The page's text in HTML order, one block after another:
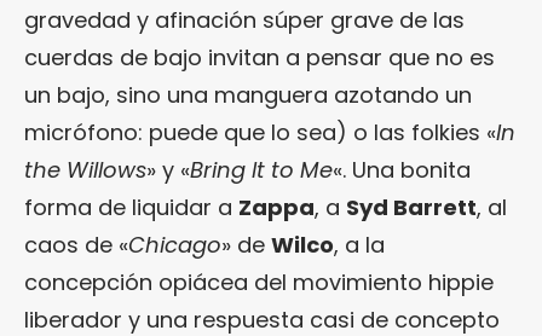
gravedad y afinación súper grave de las
cuerdas de bajo invitan a pensar que no es
un bajo, sino una manguera azotando un
micrófono: puede que lo sea) o las folkies «In
the Willows» y «Bring It to Me«. Una bonita
forma de liquidar a Zappa, a Syd Barrett, al
caos de «Chicago» de Wilco, a la
concepción opiácea del movimiento hippie
liberador y una respuesta casi de concepto